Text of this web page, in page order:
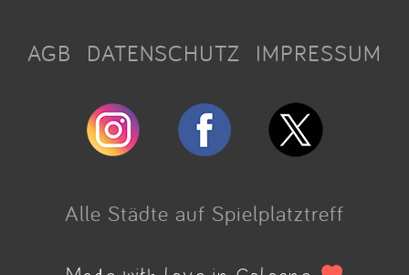
AGB DATENSCHUTZ IMPRESSUM
Alle Städte auf Spielplatztreff